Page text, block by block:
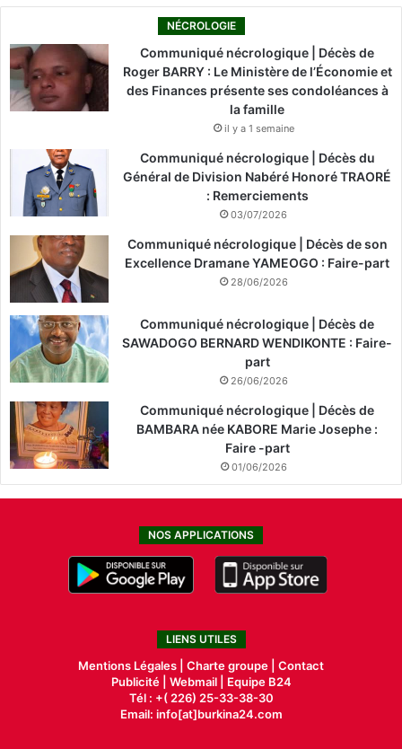
NÉCROLOGIE
Communiqué nécrologique | Décès de
Roger BARRY : Le Ministère de l’Économie et
des Finances présente ses condoléances à
la famille
il y a 1 semaine
Communiqué nécrologique | Décès du
Général de Division Nabéré Honoré TRAORÉ
: Remerciements
03/07/2026
Communiqué nécrologique | Décès de son
Excellence Dramane YAMEOGO : Faire-part
28/06/2026
Communiqué nécrologique | Décès de
SAWADOGO BERNARD WENDIKONTE : Faire-
part
26/06/2026
Communiqué nécrologique | Décès de
BAMBARA née KABORE Marie Josephe :
Faire -part
01/06/2026
NOS APPLICATIONS
LIENS UTILES
Mentions Légales | Charte groupe | Contact
Publicité| Webmail |
Equipe B24
Tél : +( 226) 25-33-38-30
Email: info[at]burkina24.com